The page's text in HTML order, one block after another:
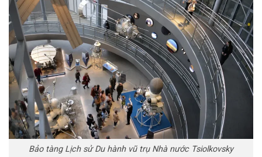
Bảo tàng Lịch sử Du hành vũ trụ Nhà nước Tsiolkovsky